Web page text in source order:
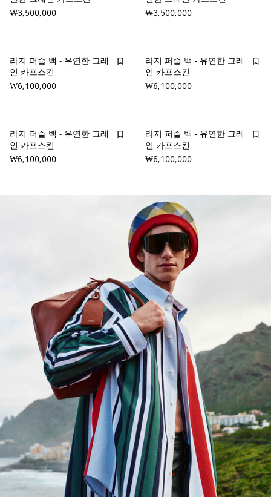
₩3,500,000
₩3,500,000
라지 퍼즐 백 - 유연한 그레
인 카프스킨
₩6,100,000
라지 퍼즐 백 - 유연한 그레
인 카프스킨
₩6,100,000
라지 퍼즐 백 - 유연한 그레
인 카프스킨
₩6,100,000
라지 퍼즐 백 - 유연한 그레
인 카프스킨
₩6,100,000